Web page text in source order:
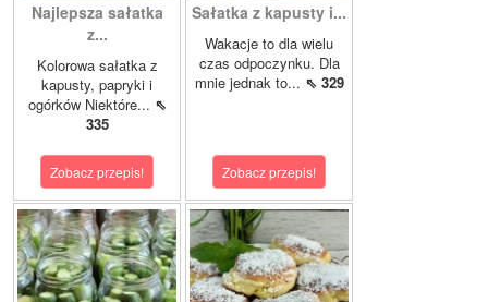
Najlepsza sałatka
z...
Kolorowa sałatka z
kapusty, papryki i
ogórków Niektóre... ⇖
335
Zobacz przepis!
Sałatka z kapusty i...
Wakacje to dla wielu
czas odpoczynku. Dla
mnie jednak to... ⇖ 329
Zobacz przepis!